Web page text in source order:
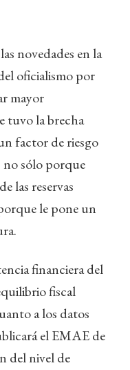
novedades en la
oficialismo por
mayor
tuvo la brecha
factor de riesgo
no sólo porque
las reservas
le pone un
financiera del
fiscal
a los datos
el EMAE de
del nivel de